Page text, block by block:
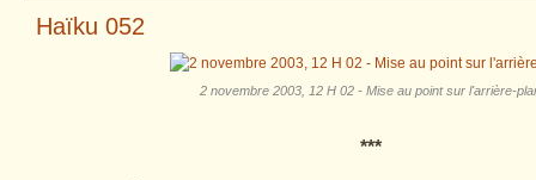
Haïku 052
2 novembre 2003, 12 H 02 - Mise au point sur l'arrière-
***